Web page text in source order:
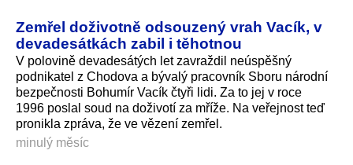
Zemřel doživotně odsouzený vrah Vacík, v
devadesátkách zabil i těhotnou
V polovině devadesátých let zavraždil neúspěšný
podnikatel z Chodova a bývalý pracovník Sboru národní
bezpečnosti Bohumír Vacík čtyři lidi. Za to jej v roce
1996 poslal soud na doživotí za mříže. Na veřejnost teď
pronikla zpráva, že ve vězení zemřel.
minulý měsíc